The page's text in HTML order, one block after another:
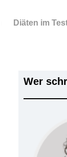
Diäten im
Wer